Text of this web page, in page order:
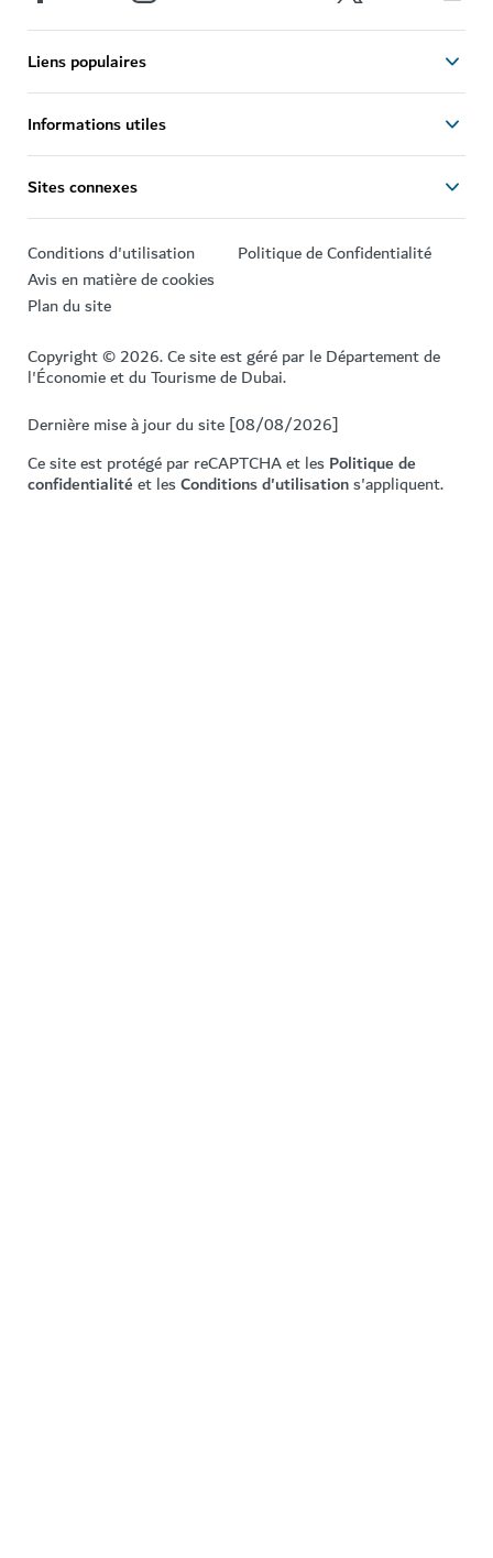
Liens populaires
Informations utiles
Sites connexes
Conditions d'utilisation
Politique de Confidentialité
Avis en matière de cookies
Plan du site
Copyright © 2026. Ce site est géré par le Département de
l'Économie et du Tourisme de Dubai.
Dernière mise à jour du site [08/08/2026]
Ce site est protégé par reCAPTCHA et lesPolitique de
confidentialitéet lesConditions d'utilisations'appliquent.